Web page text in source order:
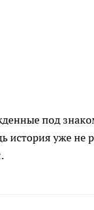
под
история уже не